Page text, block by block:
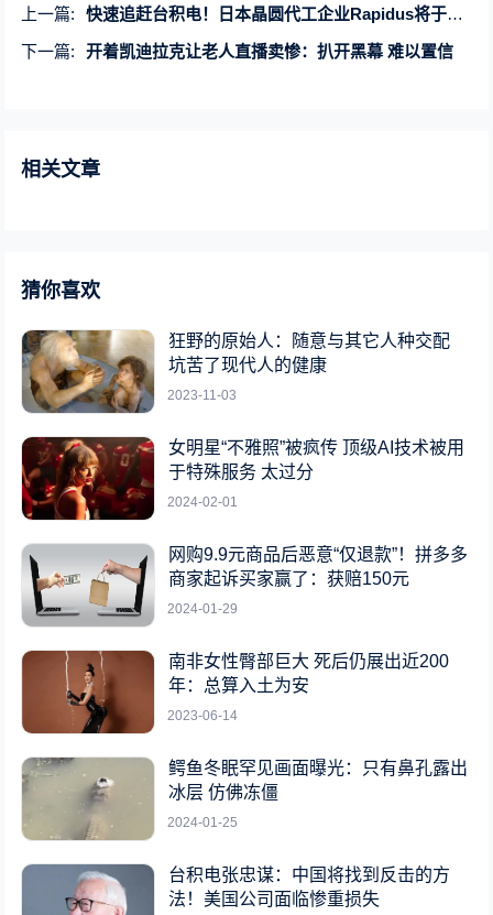
上一篇:
快速追赶台积电！日本晶圆代工企业Rapidus将于2025年试产2nm工艺
下一篇:
开着凯迪拉克让老人直播卖惨：扒开黑幕 难以置信
相关文章
猜你喜欢
狂野的原始人：随意与其它人种交配
坑苦了现代人的健康
2023-11-03
女明星“不雅照”被疯传 顶级AI技术被用
于特殊服务 太过分
2024-02-01
网购9.9元商品后恶意“仅退款”！拼多多
商家起诉买家赢了：获赔150元
2024-01-29
南非女性臀部巨大 死后仍展出近200
年：总算入土为安
2023-06-14
鳄鱼冬眠罕见画面曝光：只有鼻孔露出
冰层 仿佛冻僵
2024-01-25
台积电张忠谋：中国将找到反击的方
法！美国公司面临惨重损失